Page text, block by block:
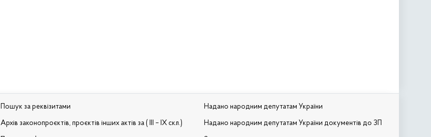
Пошук за реквізитами
Архів законопроєктів, проєктів інших актів за ( III – IX скл.)
Надано народним депутатам України
Надано народним депутатам України документів до ЗП